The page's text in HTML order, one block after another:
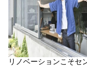
リノベーションこそセ